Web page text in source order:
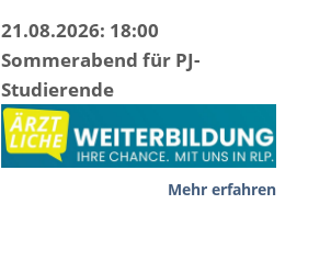
21.08.2026: 18:00
Sommerabend für PJ-
Studierende
Mehr erfahren